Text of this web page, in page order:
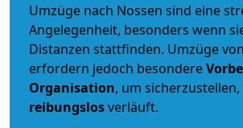
Umzüge nach Nossen sind eine
Angelegenheit, besonders wenn
Distanzen stattfinden. Umzüge
erfordern jedoch besondere
Organisation, um sicherzustellen,
reibungslosverläuft.